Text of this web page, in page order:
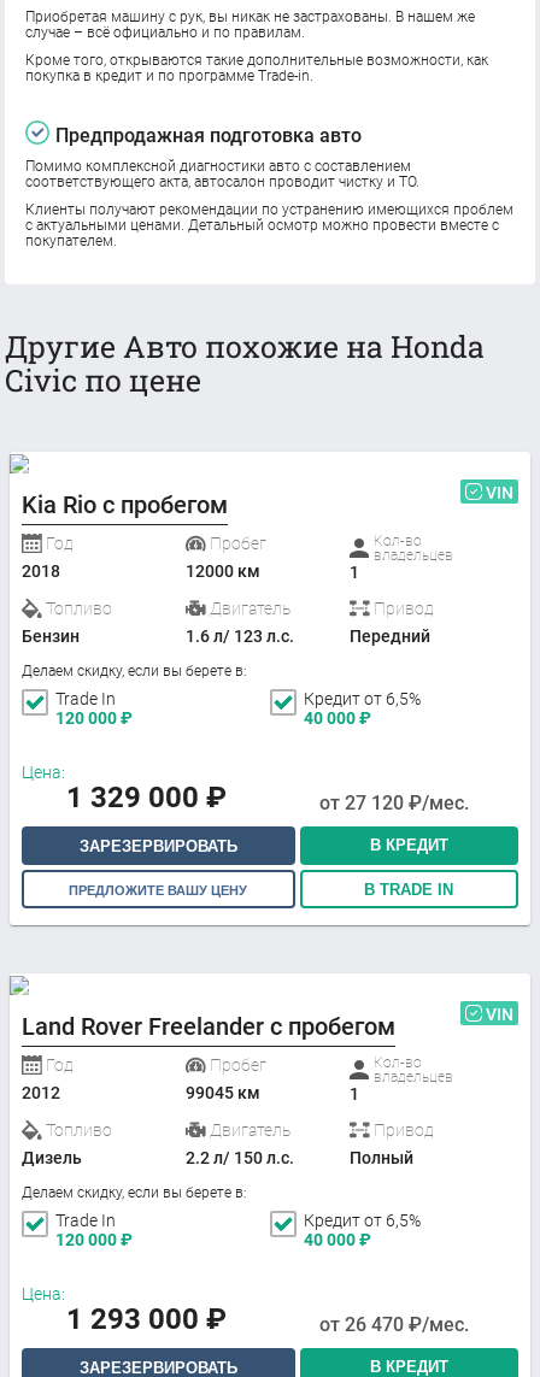
Приобретая машину с рук, вы никак не застрахованы. В нашем же
случае – всё официально и по правилам.
Кроме того, открываются такие дополнительные возможности, как
покупка в кредит и по программе Trade-in.
Предпродажная подготовка авто
Помимо комплексной диагностики авто с составлением
соответствующего акта, автосалон проводит чистку и ТО.
Клиенты получают рекомендации по устранению имеющихся проблем
с актуальными ценами. Детальный осмотр можно провести вместе с
покупателем.
Другие Авто похожие на Honda
Civic по цене
Kia Rio с пробегом VIN
Год
2018
Пробег
12000 км
Кол-во
владельцев
1
Топливо
Бензин
Двигатель
1.6 л/ 123 л.с.
Привод
Передний
Делаем скидку, если вы берете в:
Trade In
120 000₽
Кредит от 6,5%
40 000₽
Цена:
1 329 000 ₽ от 27 120 ₽/мес.
ЗАРЕЗЕРВИРОВАТЬ В КРЕДИТ
ПРЕДЛОЖИТЕ ВАШУ ЦЕНУ В TRADE IN
Land Rover Freelander с пробегом VIN
Год
2012
Пробег
99045 км
Кол-во
владельцев
1
Топливо
Дизель
Двигатель
2.2 л/ 150 л.с.
Привод
Полный
Делаем скидку, если вы берете в:
Trade In
120 000₽
Кредит от 6,5%
40 000₽
Цена:
1 293 000 ₽ от 26 470 ₽/мес.
ЗАРЕЗЕРВИРОВАТЬ В КРЕДИТ